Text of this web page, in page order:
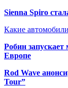
Sienna Spiro
Какие
Робин
Европе
Rod Wave
Tour”